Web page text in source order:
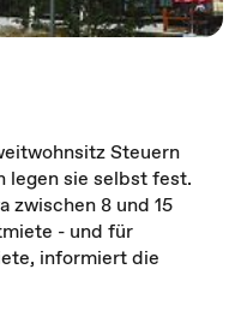
Steuern
legen sie selbst fest.
zwischen 8 und 15
- und für
informiert die